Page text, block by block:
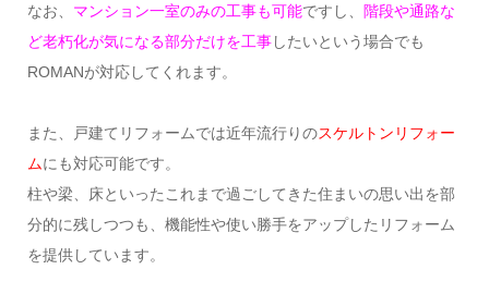
なお、 マンション一室のみの工事も可能ですし、 階段や通路な
ど老朽化が気になる部分だけを工事したいという場合でも
ROMANが対応してくれます。
また、戸建てリフォームでは近年流行りのスケルトンリフォー
ムにも対応可能です。
柱や梁、床といったこれまで過ごしてきた住まいの思い出を部
分的に残しつつも、機能性や使い勝手をアップしたリフォーム
を提供しています。